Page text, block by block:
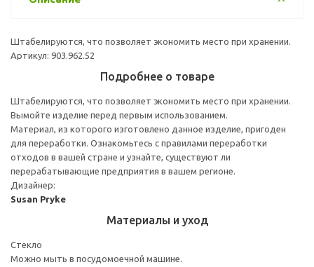
Штабелируются, что позволяет экономить место при хранении.
Артикул: 903.962.52
Подробнее о товаре
Штабелируются, что позволяет экономить место при хранении.
Вымойте изделие перед первым использованием.
Материал, из которого изготовлено данное изделие, пригоден
для переработки. Ознакомьтесь с правилами переработки
отходов в вашей стране и узнайте, существуют ли
перерабатывающие предприятия в вашем регионе.
Дизайнер:
Susan Pryke
Материалы и уход
Стекло
Можно мыть в посудомоечной машине.